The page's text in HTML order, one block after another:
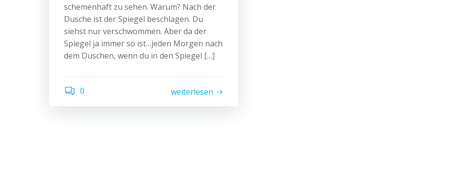
schemenhaft zu sehen. Warum? Nach der
Dusche ist der Spiegel beschlagen. Du
siehst nur verschwommen. Aber da der
Spiegel ja immer so ist…jeden Morgen nach
dem Duschen, wenn du in den Spiegel […]
0 weiterlesen